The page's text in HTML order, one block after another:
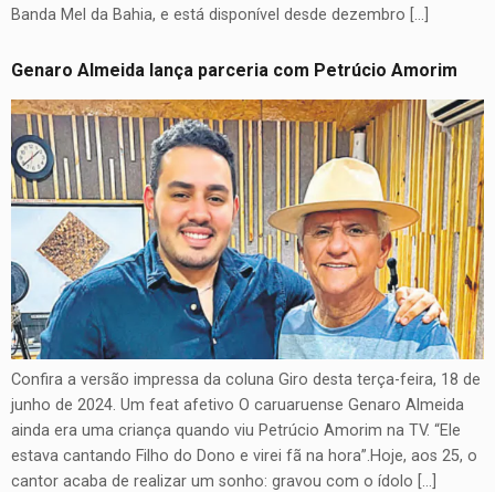
Banda Mel da Bahia, e está disponível desde dezembro […]
Genaro Almeida lança parceria com Petrúcio Amorim
Confira a versão impressa da coluna Giro desta terça-feira, 18 de
junho de 2024. Um feat afetivo O caruaruense Genaro Almeida
ainda era uma criança quando viu Petrúcio Amorim na TV. “Ele
estava cantando Filho do Dono e virei fã na hora”.Hoje, aos 25, o
cantor acaba de realizar um sonho: gravou com o ídolo […]